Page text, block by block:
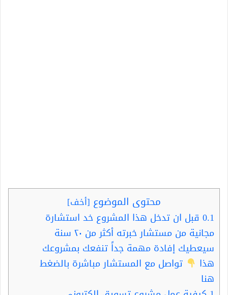
محتوى الموضوع [أخف]
0.1 قبل ان تدخل هذا المشروع خد استشارة
مجانية من مستشار خبرته أكثر من ٢٠ سنة
سيعطيك إفادة مهمة جداً تنفعك بمشروعك
هذا
تواصل مع المستشار مباشرة بالضغط
هنا